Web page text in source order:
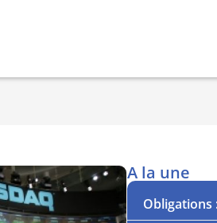
A la une
Obligations